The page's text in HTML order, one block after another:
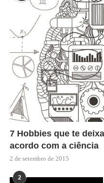
7 Hobbies que te
acordo com a ciência
2 de setembro de 2015
2